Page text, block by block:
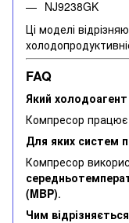
NJ9238GK
Ці моделі
FAQ
Який
Компресор
Для яких систем
Компресор
(MBP).
Чим